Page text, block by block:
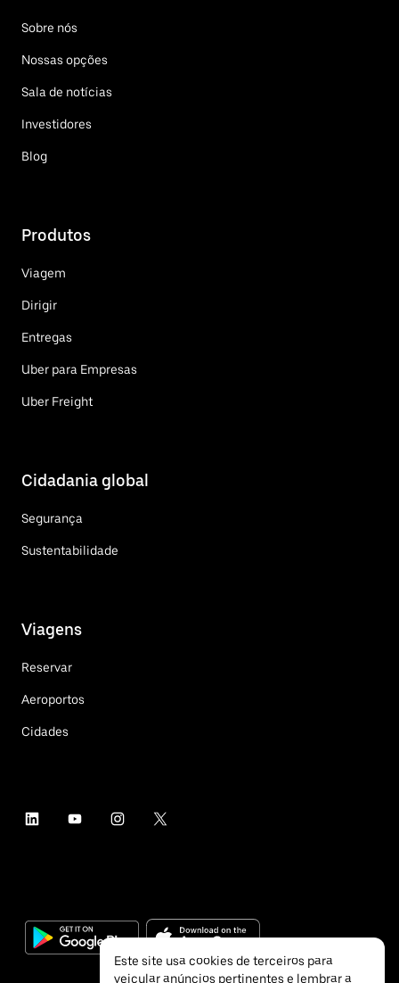
Sobre nós
Nossas opções
Sala de notícias
Investidores
Blog
Produtos
Viagem
Dirigir
Entregas
Uber para Empresas
Uber Freight
Cidadania global
Segurança
Sustentabilidade
Viagens
Reservar
Aeroportos
Cidades
Este site usa cookies de terceiros para
veicular anúncios pertinentes e lembrar a